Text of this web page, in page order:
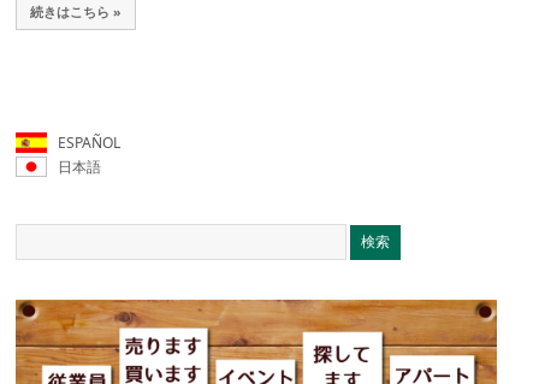
続きはこちら »
ESPAÑOL
日本語